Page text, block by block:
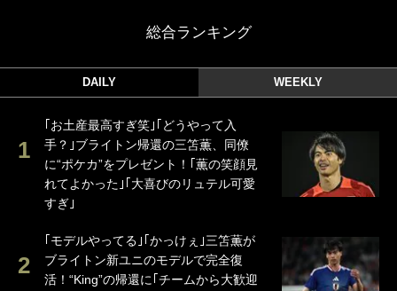
総合ランキング
DAILY WEEKLY
｢お土産最高すぎ笑｣｢どうやって入
手？｣ブライトン帰還の三笘薫、同僚
に“ポケカ”をプレゼント！｢薫の笑顔見
れてよかった｣｢大喜びのリュテル可愛
すぎ｣
｢モデルやってる｣｢かっけぇ｣三笘薫が
ブライトン新ユニのモデルで完全復
活！“King”の帰還に｢チームから大歓迎